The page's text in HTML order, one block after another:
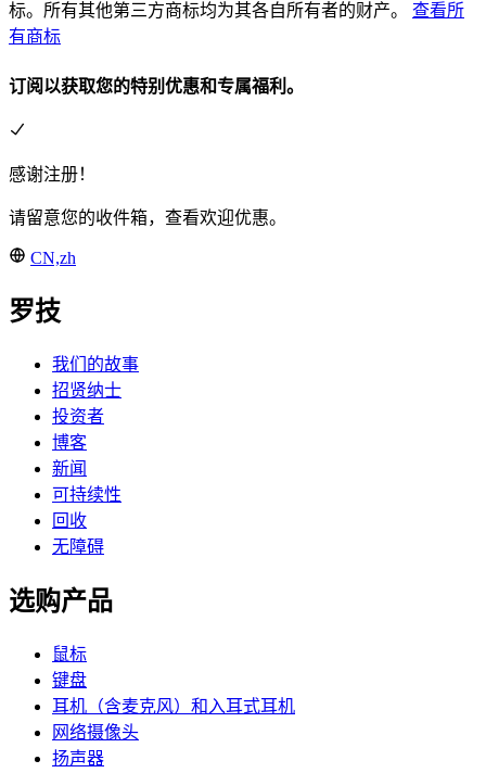
标。所有其他第三方商标均为其各自所有者的财产。 查看所
有商标
订阅以获取您的特别优惠和专属福利。
感谢注册！
请留意您的收件箱，查看欢迎优惠。
CN,zh
罗技
我们的故事
招贤纳士
投资者
博客
新闻
可持续性
回收
无障碍
选购产品
鼠标
键盘
耳机（含麦克风）和入耳式耳机
网络摄像头
扬声器